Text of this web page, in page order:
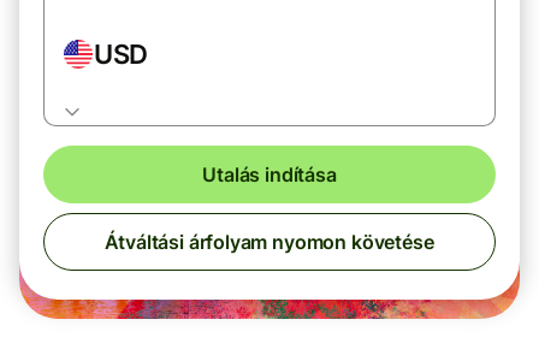
USD
Utalás indítása
Átváltási árfolyam nyomon követése